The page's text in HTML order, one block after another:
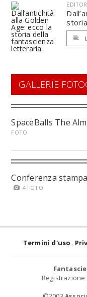
GALLERIE
SpaceBalls The
FOTO
Conferenza
4 FOTO
Termini d'uso